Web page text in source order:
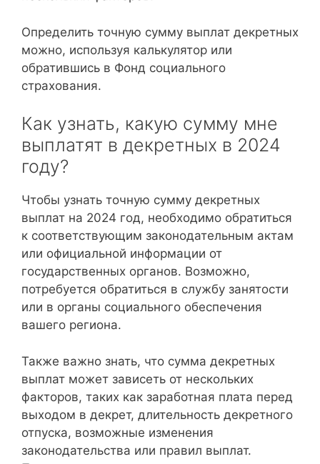
Определить точную сумму выплат декретных
можно, используя калькулятор или
обратившись в Фонд социального
страхования.
Как узнать, какую сумму мне
выплатят в декретных в 2024
году?
Чтобы узнать точную сумму декретных
выплат на 2024 год, необходимо обратиться
к соответствующим законодательным актам
или официальной информации от
государственных органов. Возможно,
потребуется обратиться в службу занятости
или в органы социального обеспечения
вашего региона.
Также важно знать, что сумма декретных
выплат может зависеть от нескольких
факторов, таких как заработная плата перед
выходом в декрет, длительность декретного
отпуска, возможные изменения
законодательства или правил выплат.